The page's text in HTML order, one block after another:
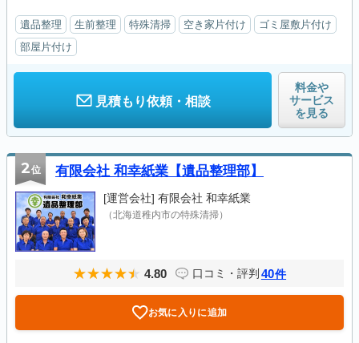
遺品整理 生前整理 特殊清掃 空き家片付け
ゴミ屋敷片付け
部屋片付け
見積もり依頼・相談
料金や
サービス
を見る
2位 有限会社 和幸紙業【遺品整理部】
[運営会社] 有限会社 和幸紙業
（北海道稚内市の特殊清掃）
4.80 口コミ・評判 40件
お気に入りに追加